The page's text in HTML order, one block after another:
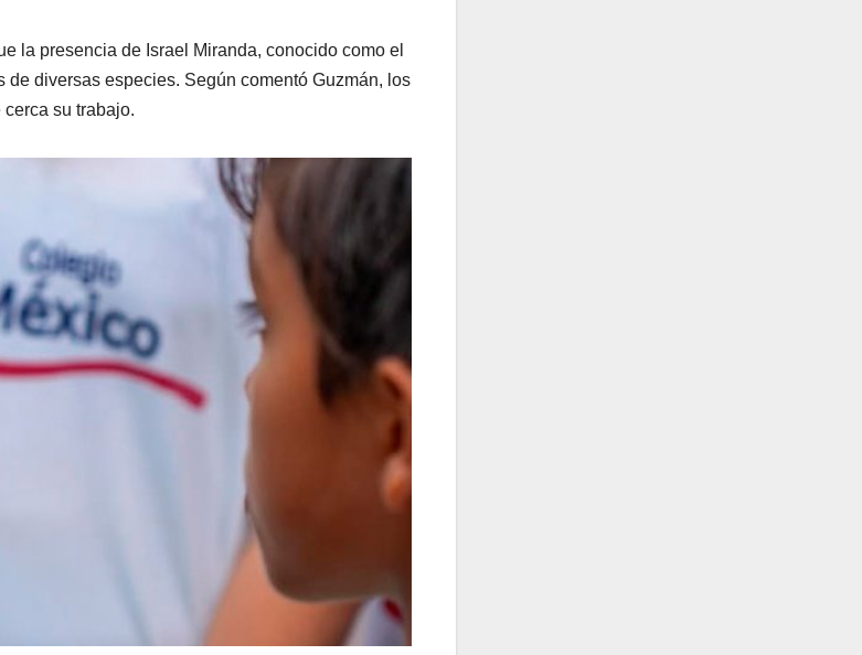
la presencia de Israel Miranda, conocido como el
de diversas especies. Según comentó Guzmán, los
su trabajo.